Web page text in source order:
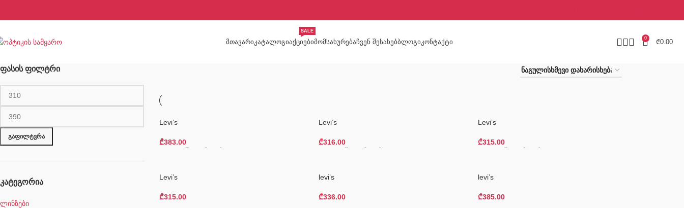
ᲛᲗᲐᲕᲐᲠᲘᲙᲐᲢᲐᲚᲝᲒᲘᲐᲥᲪᲘᲔᲑᲘ
SALE
ᲛᲝᲛᲡᲐᲮᲣᲠᲔᲑᲐᲩᲕᲔᲜ ᲨᲔᲡᲐᲮᲔᲑᲑᲚᲝᲒᲘᲙᲝᲜᲢᲐᲥᲢᲘ
0
₾0.00
ᲤᲐᲡᲘᲡ ᲤᲘᲚᲢᲠᲘ
ᲒᲐᲤᲘᲚᲢᲕᲠᲐ
ᲙᲐᲢᲔᲒᲝᲠᲘᲐ
ლინზები
Levi’s
₾383.00
Levi’s
₾316.00
Levi’s
₾315.00
Levi’s
₾315.00
levi’s
₾336.00
levi’s
₾385.00